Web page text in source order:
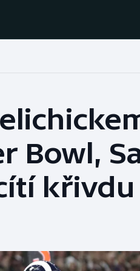
Jezdectví
Judo
Krasobruslení
Bowl,
křivdu